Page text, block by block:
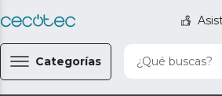
Categorías ¿Qué buscas?